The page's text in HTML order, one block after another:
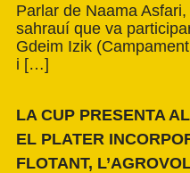
Parlar de Naama
sahrauí que va
Gdeim Izik
i […]
LA CUP PRESENTA
EL PLATER
FLOTANT,